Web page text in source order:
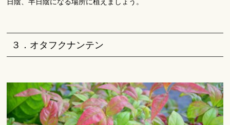
日陰、半日陰になる場所に植えましょう。
３．オタフクナンテン